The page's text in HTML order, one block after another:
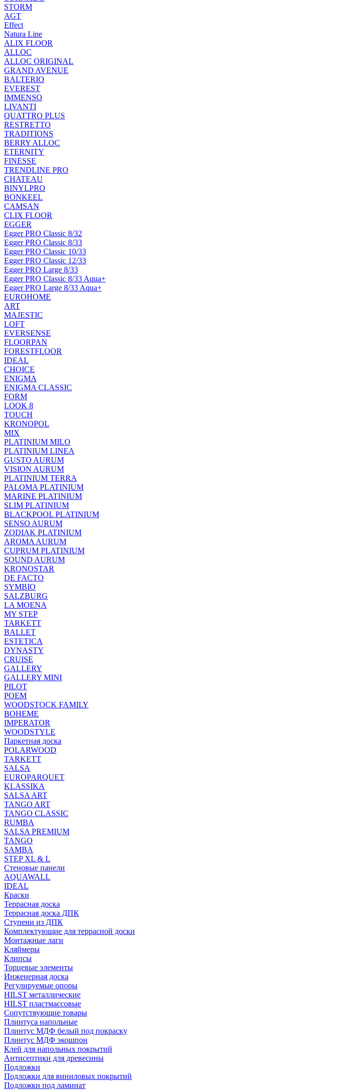
STORM
AGT
Effect
Natura Line
ALIX FLOOR
ALLOC
ALLOC ORIGINAL
GRAND AVENUE
BALTERIO
EVEREST
IMMENSO
LIVANTI
QUATTRO PLUS
RESTRETTO
TRADITIONS
BERRY ALLOC
ETERNITY
FINESSE
TRENDLINE PRO
CHATEAU
BINYLPRO
BONKEEL
CAMSAN
CLIX FLOOR
EGGER
Egger PRO Classic 8/32
Egger PRO Classic 8/33
Egger PRO Classic 10/33
Egger PRO Classic 12/33
Egger PRO Large 8/33
Egger PRO Classic 8/33 Aqua+
Egger PRO Large 8/33 Aqua+
EUROHOME
ART
MAJESTIC
LOFT
EVERSENSE
FLOORPAN
FORESTFLOOR
IDEAL
CHOICE
ENIGMA
ENIGMA CLASSIC
FORM
LOOK 8
TOUCH
KRONOPOL
MIX
PLATINIUM MILO
PLATINIUM LINEA
GUSTO AURUM
VISION AURUM
PLATINIUM TERRA
PALOMA PLATINIUM
MARINE PLATINIUM
SLIM PLATINIUM
BLACKPOOL PLATINIUM
SENSO AURUM
ZODIAK PLATINIUM
AROMA AURUM
CUPRUM PLATINIUM
SOUND AURUM
KRONOSTAR
DE FACTO
SYMBIO
SALZBURG
LA MOENA
MY STEP
TARKETT
BALLET
ESTETICA
DYNASTY
CRUISE
GALLERY
GALLERY MINI
PILOT
POEM
WOODSTOCK FAMILY
BOHEME
IMPERATOR
WOODSTYLE
Паркетная доска
POLARWOOD
TARKETT
SALSA
EUROPARQUET
KLASSIKA
SALSA ART
TANGO ART
TANGO CLASSIC
RUMBA
SALSA PREMIUM
TANGO
SAMBA
STEP XL & L
Стеновые панели
AQUAWALL
IDEAL
Краски
Террасная доска
Террасная доска ДПК
Ступени из ДПК
Комплектующие для террасной доски
Монтажные лаги
Кляймеры
Клипсы
Торцевые элементы
Инженерная доска
Регулируемые опоры
HILST металлические
HILST пластмассовые
Сопутствующие товары
Плинтуса напольные
Плинтус МДФ белый под покраску
Плинтус МДФ экошпон
Клей для напольных покрытий
Антисептики для древесины
Подложки
Подложки для виниловых покрытий
Подложки под ламинат